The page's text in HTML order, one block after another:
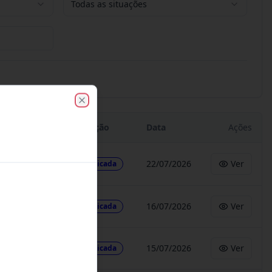
Todas as situações
Situação Data Ações
Publicada 22/07/2026 Ver
Publicada 16/07/2026 Ver
Publicada 15/07/2026 Ver
Close